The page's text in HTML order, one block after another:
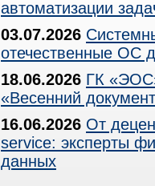
автоматизации
03.07.2026
отечественные ОС
18.06.2026 ГК
«Весенний
16.06.2026 От
service: эксперты
данных